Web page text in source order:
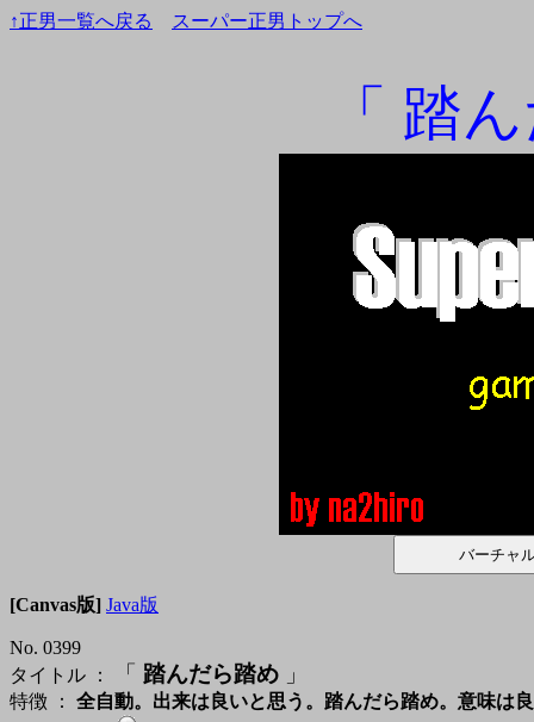
↑正男一覧へ戻る スーパー正男トップへ
「 踏
[Canvas版] Java版
No. 0399
タイトル ：
「 踏んだら踏め 」
特徴 ： 全自動。出来は良いと思う。踏んだら踏め。意味は